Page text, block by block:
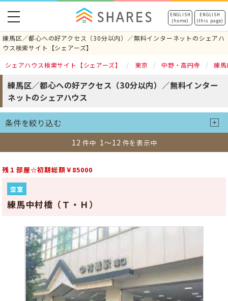
ENGLISH
(home)
ENGLISH
(this page)
練馬区／都心への好アクセス（30分以内）／無料インターネットのシェアハ
ウス検索サイト【シェアーズ】
toggle
navigation
シェアハウス検索サイト【シェアーズ】 東京 中野・高円寺 練
練馬区／都心への好アクセス（30分以内）／無料インター
ネットのシェアハウス
条件を絞り込む
12 件中 1～12 件を表示中
残１部屋☆初期総額￥85000
空室
練馬中村橋（Ｔ・Ｈ）